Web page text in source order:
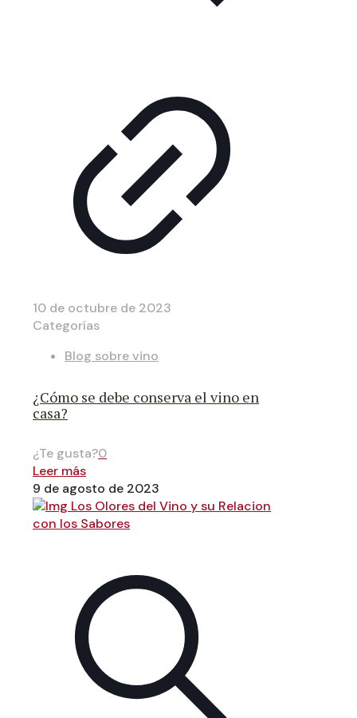
10 de octubre de 2023
Categorías
Blog sobre vino
¿Cómo se debe conserva el vino en
casa?
¿Te gusta?0
Leer más
9 de agosto de 2023